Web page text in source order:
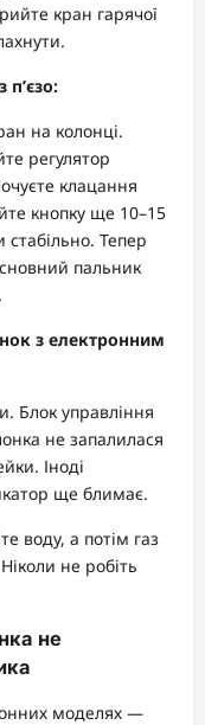
кран гарячої
на колонці.
регулятор
клацання
кнопку ще 10–15
стабільно. Тепер
пальник
з електронним
Блок управління
не запалилася
Іноді
ще блимає.
воду, а потім газ
не робіть
не
моделях —